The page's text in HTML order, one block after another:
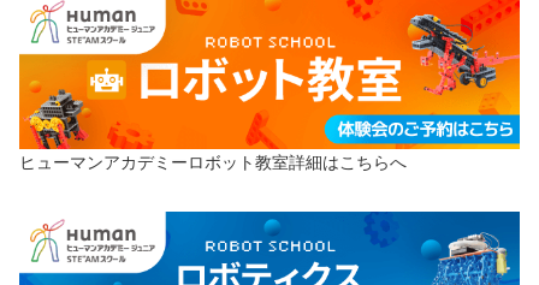
ヒューマンアカデミーロボット教室詳細はこちらへ